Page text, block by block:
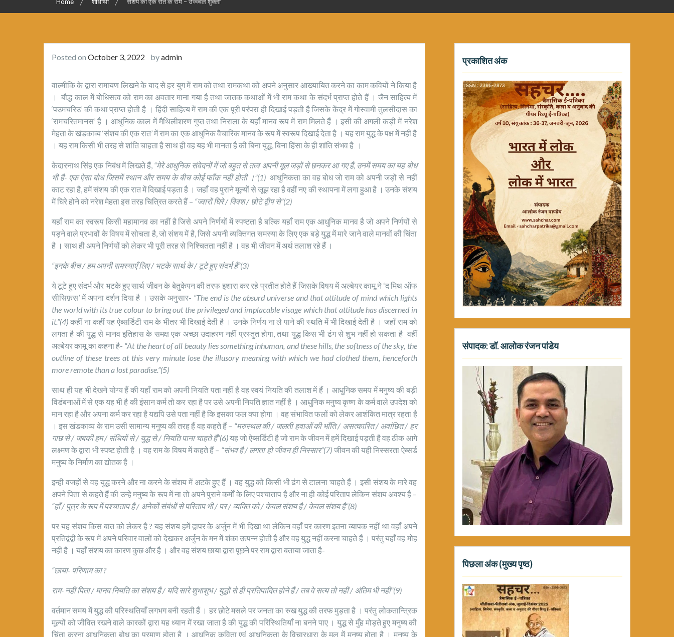
Home शोधार्थी संशय की एक रात के राम – उज्ज्वल शुक्ला
Posted on October 3, 2022 byadmin
वाल्मीकि के द्वारा रामायण लिखने के बाद से हर युग में राम को तथा रामकथा को अपने अनुसार आख्यायित करने का काम कवियों ने किया है
। बौद्ध काल में बोधिसत्व को राम का अवतार माना गया है तथा जातक कथाओं में भी राम कथा के संदर्भ प्राप्त होते हैं । जैन साहित्य में
‘पउमचरिउ’ की कथा प्राप्त होती है । हिंदी साहित्य में राम की एक पूरी परंपरा ही दिखाई पड़ती है जिसके केंद्र में गोस्वामी तुलसीदास का
‘रामचरितमानस’ है । आधुनिक काल में मैथिलीशरण गुप्त तथा निराला के यहाँ मानव रूप में राम मिलते हैं । इसी की अगली कड़ी में नरेश
मेहता के खंडकाव्य ‘संशय की एक रात’ में राम का एक आधुनिक वैचारिक मानव के रूप में स्वरूप दिखाई देता है । यह राम युद्ध के पक्ष में नहीं है
। यह राम किसी भी तरह से शांति चाहता है साथ ही वह यह भी मानता है की बिना युद्ध, बिना हिंसा के ही शांति संभव है ।
केदारनाथ सिंह एक निबंध में लिखते हैं, “मेरे आधुनिक संवेदनों में जो बहुत से तत्व अपनी मूल जड़ों से छनकर आ गए हैं, उनमें समय का यह बोध
भी है- एक ऐसा बोध जिसमें स्थान और समय के बीच कोई फाँक नहीं होती ।”(1) आधुनिकता का वह बोध जो राम को अपनी जड़ों से नहीं
काट रहा है, हमें संशय की एक रात में दिखाई पड़ता है । जहाँ वह पुराने मूल्यों से जूझ रहा है वहीं नए की स्थापना में लगा हुआ है । उनके संशय
में घिरे होने को नरेश मेहता इस तरह चित्रित करते हैं – “ज्वारों घिरे / विवश / छोटे द्वीप से”(2)
यहाँ राम का स्वरूप किसी महामानव का नहीं है जिसे अपने निर्णयों में स्पष्टता है बल्कि यहाँ राम एक आधुनिक मानव है जो अपने निर्णयों से
पड़ने वाले प्रभावों के विषय में सोचता है, जो संशय में है, जिसे अपनी व्यक्तिगत समस्या के लिए एक बड़े युद्ध में मारे जाने वाले मानवों की चिंता
है । साथ ही अपने निर्णयों को लेकर भी पूरी तरह से निश्चितता नहीं है । वह भी जीवन में अर्थ तलाश रहे हैं ।
“इनके बीच / हम अपनी समस्याएँ लिए / भटके सार्थ के / टूटे हुए संदर्भ हैं”(3)
ये टूटे हुए संदर्भ और भटके हुए सार्थ जीवन के बेतुकेपन की तरफ इशारा कर रहे प्रतीत होते हैं जिसके विषय में अल्बेयर कामू ने ‘द मिथ ऑफ
सीसिफ़स’ में अपना दर्शन दिया है । उसके अनुसार- “The end is the absurd universe and that attitude of mind which lights
the world with its true colour to bring out the privileged and implacable visage which that attitude has discerned in
it.”(4) कहीं ना कहीं यह ऐब्सर्डिटी राम के भीतर भी दिखाई देती है । उनके निर्णय ना ले पाने की स्थति में भी दिखाई देती है । जहाँ राम को
लगता है की युद्ध से मानव इतिहास के समक्ष एक अच्छा उदाहरण नहीं प्रस्तुत होगा, तथा युद्ध किस भी ढंग से शुभ नहीं हो सकता है वहीं
अल्बेयर कामू का कहना है- “At the heart of all beauty lies something inhuman, and these hills, the softness of the sky, the
outline of these trees at this very minute lose the illusory meaning with which we had clothed them, henceforth
more remote than a lost paradise.”(5)
साथ ही यह भी देखने योग्य हैं की यहाँ राम को अपनी नियति पता नहीं है वह स्वयं नियति की तलाश में हैं । आधुनिक समय में मनुष्य की बड़ी
विडंबनाओं में से एक यह भी है की इंसान कर्म तो कर रहा है पर उसे अपनी नियति ज्ञात नहीं है । आधुनिक मनुष्य कृष्ण के कर्म वाले उपदेश को
मान रहा है और अपना कर्म कर रहा है यद्यपि उसे पता नहीं है कि इसका फल क्या होगा । वह संभावित फलों को लेकर आशंकित मात्र रहता है
। इस खंडकाव्य के राम उसी सामान्य मनुष्य की तरह हैं वह कहते हैं – “मरुस्थल की / जलती हवाओं की भाँति / असत्कारित / अवांछित / हर
गाछ से / जबकी हम / संधियों से / युद्ध से / नियति पाना चाहते हैं”(6)यह जो ऐब्सर्डिटी है जो राम के जीवन में हमें दिखाई पड़ती है वह ठीक आगे
लक्ष्मण के द्वारा भी स्पष्ट होती है । वह राम के विषय में कहते हैं – “संभव है / लगता हो जीवन ही निस्सार”(7) जीवन की यही निस्सरता ऐब्सर्ड
मनुष्य के निर्माण का द्योतक है ।
इन्ही वजहों से वह युद्ध करने और ना करने के संशय में अटके हुए हैं । वह युद्ध को किसी भी ढंग से टालना चाहते हैं । इसी संशय के मारे वह
अपने पिता से कहते हैं की उन्हे मनुष्य के रूप में ना तो अपने पुराने कर्मों के लिए पश्चाताप है और ना ही कोई परिताप लेकिन संशय अवश्य है –
“हाँ / पुत्र के रूप में पश्चाताप है / अनेकों संबंधों से परिताप भी / पर / व्यक्ति को / केवल संशय है / केवल संशय है”(8)
पर यह संशय किस बात को लेकर है ? यह संशय हमें द्वापर के अर्जुन में भी दिखा था लेकिन वहाँ पर कारण इतना व्यापक नहीं था वहाँ अपने
प्रतिद्वंद्वी के रूप में अपने परिवार वालों को देखकर अर्जुन के मन में शंका उत्पन्न होती है और वह युद्ध नहीं करना चाहते हैं । परंतु यहाँ वह मोह
नहीं है । यहाँ संशय का कारण कुछ और है । और वह संशय छाया द्वारा पूछने पर राम द्वारा बताया जाता है-
“छाया- परिणाम का ?
राम- नहीं पिता / मानव नियति का संशय है / यदि सारे शुभाशुभ / युद्धों से ही प्रतिपादित होने हैं / तब वे सत्य तो नहीं / अंतिम भी नहीं”(9)
वर्तमान समय में युद्ध की परिस्थतियाँ लगभग बनी रहती हैं । हर छोटे मसले पर जनता का रुख युद्ध की तरफ मुड़ता है । परंतु लोकतान्त्रिक
मूल्यों को जीवित रखने वाले कारकों द्वारा यह ध्यान में रखा जाता है की युद्ध की परिस्थितियाँ ना बनने पाए । युद्ध से मुँह मोड़ते हुए मनुष्य की
चिंता करना आधुनिकता बोध का प्रमाण होता है । आधुनिक कविता एवं आधुनिकता के विचारधारा के मूल में मनुष्य होता है । मनुष्य के
प्रकाशित अंक
संपादक: डॉ. आलोक रंजन पांडेय
पिछला अंक (मुख्य पृष्ठ)